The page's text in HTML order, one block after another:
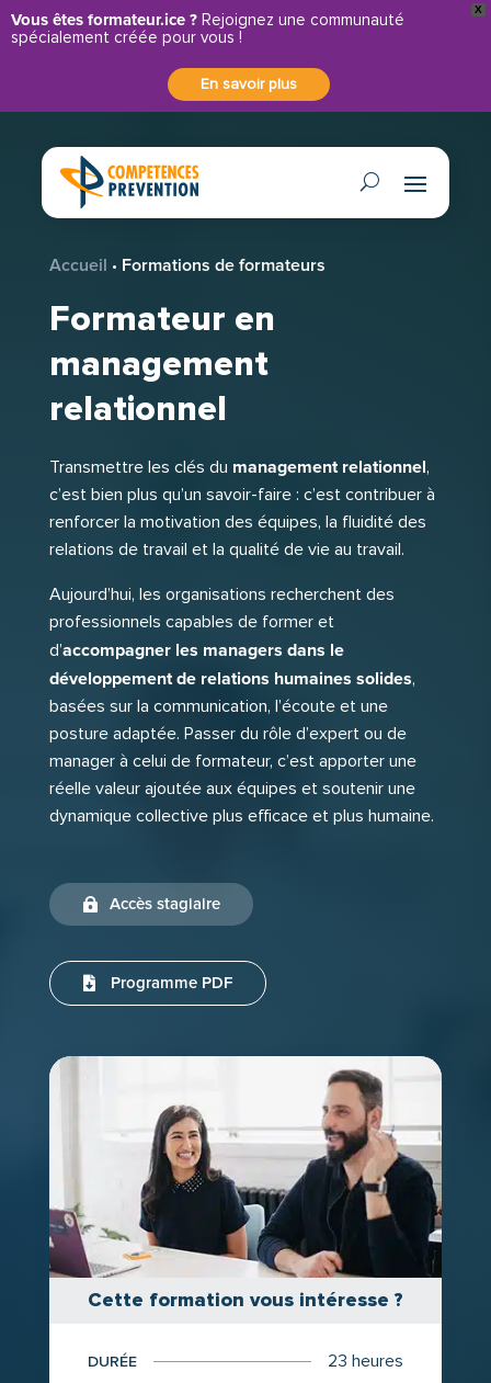
X
Vous êtes formateur.ice ? Rejoignez une communauté
spécialement créée pour vous !
En savoir plus
Accueil • Formations de formateurs
Formateur en
management
relationnel
Transmettre les clés du management relationnel,
c’est bien plus qu’un savoir-faire : c’est contribuer à
renforcer la motivation des équipes, la fluidité des
relations de travail et la qualité de vie au travail.
Aujourd’hui, les organisations recherchent des
professionnels capables de former et
d’accompagner les managers dans le
développement de relations humaines solides,
basées sur la communication, l’écoute et une
posture adaptée. Passer du rôle d’expert ou de
manager à celui de formateur, c’est apporter une
réelle valeur ajoutée aux équipes et soutenir une
dynamique collective plus efficace et plus humaine.
Accès stagiaire
Programme PDF
Cette formation vous intéresse ?
DURÉE 23 heures
Panneau de gestion des cookies